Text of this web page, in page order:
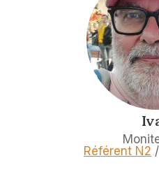
Référent N2